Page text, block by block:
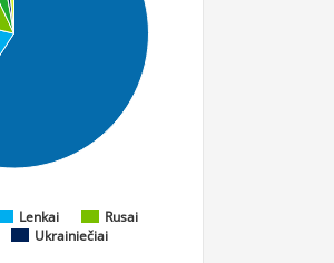
Lenkai
Rusai
Ukrainiečiai